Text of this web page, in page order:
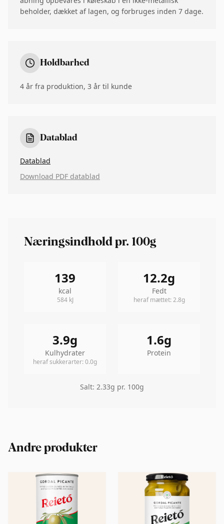
beholder, dækket af lagen, og forbruges inden 7 dage.
Holdbarhed
4 år fra produktion, 3 år til kunde
Datablad
Datablad
Download PDF datablad
Næringsindhold pr. 100g
139
kcal
584kJ
12.2g
Fedt
heraf mættet: 2.8g
3.9g
Kulhydrater
heraf sukkerarter: 0.0g
1.6g
Protein
Salt: 2.33g pr. 100g
Andre produkter